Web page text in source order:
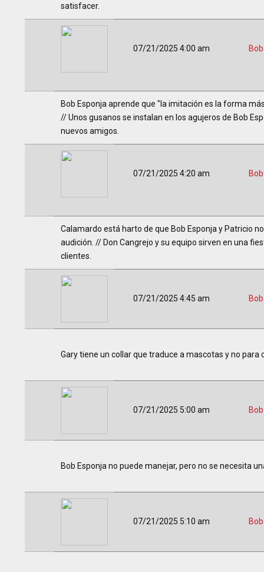
satisfacer.
07/21/2025 4:00 am
Bob Esponja aprende que "la imitación es la forma
// Unos gusanos se instalan en los agujeros de Bob
nuevos amigos.
07/21/2025 4:20 am
Calamardo está harto de que Bob Esponja y Patricio
audición. // Don Cangrejo y su equipo sirven en una
clientes.
07/21/2025 4:45 am
Gary tiene un collar que traduce a mascotas y no para
07/21/2025 5:00 am
Bob Esponja no puede manejar, pero no se necesita
07/21/2025 5:10 am